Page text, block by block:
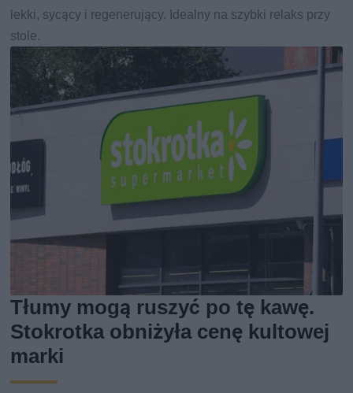
lekki, sycący i regenerujący. Idealny na szybki relaks przy
stole.
Tłumy mogą ruszyć po tę kawę.
Stokrotka obniżyła cenę kultowej
marki